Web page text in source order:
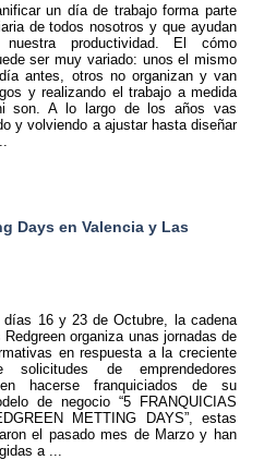
un día de trabajo forma parte
de todos nosotros y que ayudan
productividad. El cómo
ser muy variado: unos el mismo
antes, otros no organizan y van
y realizando el trabajo a medida
son.A lo largo de los años vas
y volviendo a ajustar hasta diseñar
Days en Valencia y Las
días 16 y 23 de Octubre, la cadena
Redgreen organiza unas jornadas de
en respuesta a la creciente
solicitudes de emprendedores
hacerse franquiciados de su
de negocio “5 FRANQUICIAS
METTING DAYS”, estas
el pasado mes de Marzo y han
a ...